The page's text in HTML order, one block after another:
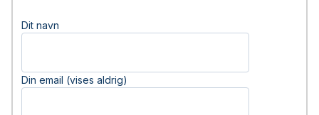
Dit navn
Din email (vises aldrig)